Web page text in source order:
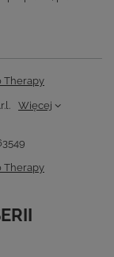
Therapy
Więcej
Therapy